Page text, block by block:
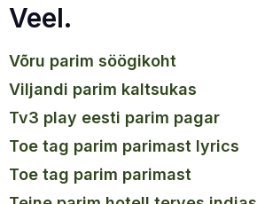
Veel.
võru parim söögikoht
viljandi parim kaltsukas
tv3 play eesti parim pagar
toe tag parim parimast lyrics
toe tag parim parimast